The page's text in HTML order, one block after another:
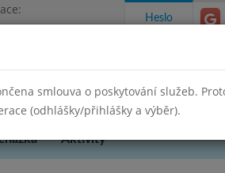
Heslo
Aktivity
smlouva o poskytování služeb.
(odhlášky/přihlášky a výběr).